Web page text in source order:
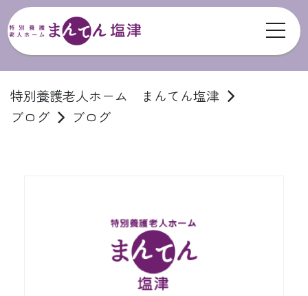
特別養護老人ホーム まんてん塩津
ブログ
ブログ